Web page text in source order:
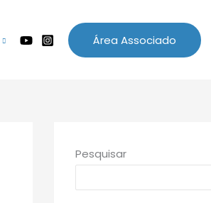
Área Associado
Pesquisar